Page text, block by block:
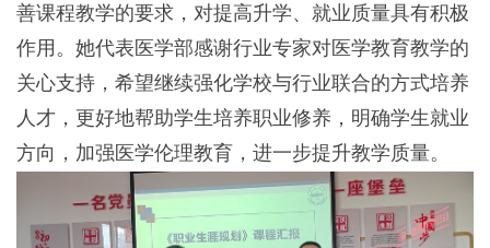
善课程教学的要求，对提高升学、就业质量具有积极
作用。她代表医学部感谢行业专家对医学教育教学的
关心支持，希望继续强化学校与行业联合的方式培养
人才，更好地帮助学生培养职业修养，明确学生就业
方向，加强医学伦理教育，进一步提升教学质量。